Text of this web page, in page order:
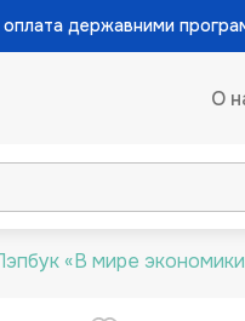
державними
О
«В мире